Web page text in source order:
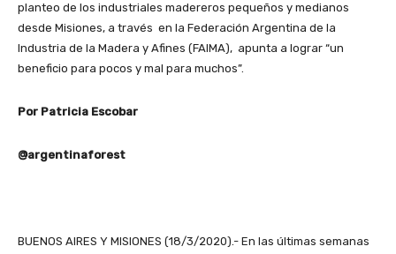
planteo de los industriales madereros pequeños y medianos
desde Misiones, a través en la Federación Argentina de la
Industria de la Madera y Afines (FAIMA), apunta a lograr “un
beneficio para pocos y mal para muchos”.
Por Patricia Escobar
@argentinaforest
BUENOS AIRES Y MISIONES (18/3/2020).- En las últimas semanas